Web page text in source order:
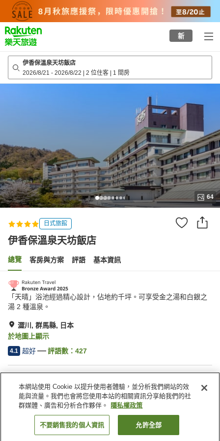
top
page
新
伊香保溫泉天坊飯店
2026/8/21 - 2026/8/22 | 2 位住客 | 1 間房
64
日式旅館
伊香保溫泉天坊飯店
總覽 客房與方案 評語 基本資訊
「天晴」浴池經過精心設計，佔地約千坪。可享受金之湯和白銀之
湯 2 種溫泉。
澀川, 群馬縣, 日本
於地圖上顯示
4.1 超好 評語數： 427
停車場
三溫暖
Spa／美容沙龍
游泳池
日本 群馬縣 澀川 伊香保溫泉天坊飯店
找客房
本網站使用 Cookie 以提升使用者體驗，並分析我們網站的效
能與流量。我們也會將您使用本站的相關資訊分享給我們的社
群媒體、廣告和分析合作夥伴。
隱私權政策
不要銷售我的個人資訊 允許全部